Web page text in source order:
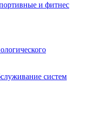
и фитнес
систем